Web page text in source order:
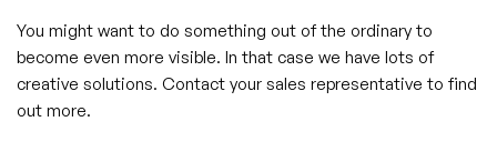
You might want to do something out of the ordinary to
become even more visible. In that case we have lots of
creative solutions. Contact your sales representative to find
out more.